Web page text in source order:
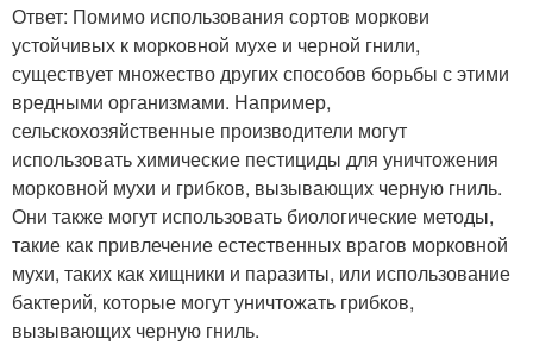
Ответ: Помимо использования сортов моркови
устойчивых к морковной мухе и черной гнили,
существует множество других способов борьбы с этими
вредными организмами. Например,
сельскохозяйственные производители могут
использовать химические пестициды для уничтожения
морковной мухи и грибков, вызывающих черную гниль.
Они также могут использовать биологические методы,
такие как привлечение естественных врагов морковной
мухи, таких как хищники и паразиты, или использование
бактерий, которые могут уничтожать грибков,
вызывающих черную гниль.